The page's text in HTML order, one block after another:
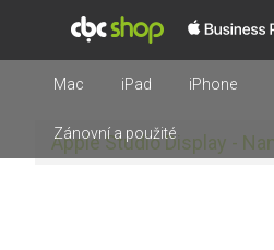
Apple Studio Display -
Mac iPad iPhone
Zánovní a použité